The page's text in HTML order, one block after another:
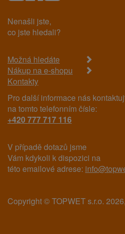
Nenašli jste,
co jste hledali?
Možná hledáte
Nákup na e-shopu
Kontakty
Pro další informace nás
na tomto telefonním čísle:
+420 777 717 116
V případě dotazů jsme
Vám kdykoli k dispozici na
této emailové adrese:
Copyright © TOPWET s.r.o. 2026,